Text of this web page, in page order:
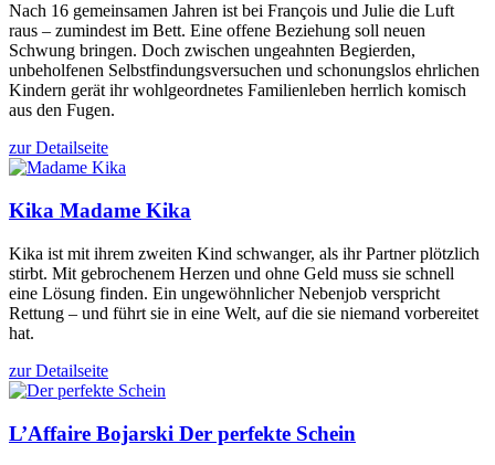
Nach 16 gemeinsamen Jahren ist bei François und Julie die Luft
raus – zumindest im Bett. Eine offene Beziehung soll neuen
Schwung bringen. Doch zwischen ungeahnten Begierden,
unbeholfenen Selbstfindungsversuchen und schonungslos ehrlichen
Kindern gerät ihr wohlgeordnetes Familienleben herrlich komisch
aus den Fugen.
zur Detailseite
Kika Madame Kika
Kika ist mit ihrem zweiten Kind schwanger, als ihr Partner plötzlich
stirbt. Mit gebrochenem Herzen und ohne Geld muss sie schnell
eine Lösung finden. Ein ungewöhnlicher Nebenjob verspricht
Rettung – und führt sie in eine Welt, auf die sie niemand vorbereitet
hat.
zur Detailseite
L’Affaire Bojarski Der perfekte Schein